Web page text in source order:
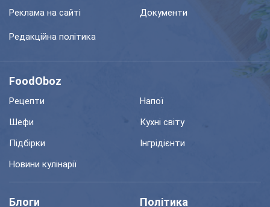
Реклама на сайті Документи
Редакційна політика
FoodOboz
Рецепти
Напої
Шефи
Кухні світу
Підбірки
Інгрідієнти
Новини кулінарії
Блоги Політика